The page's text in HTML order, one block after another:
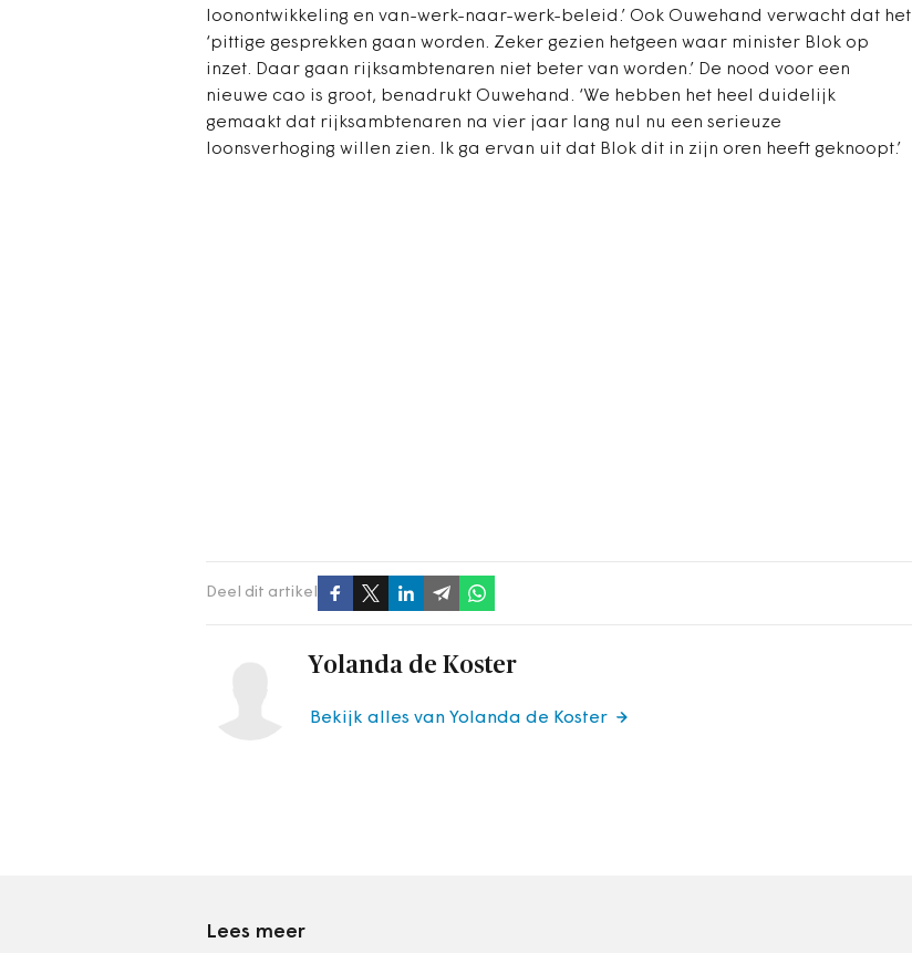
loonontwikkeling en van-werk-naar-werk-beleid.’ Ook Ouwehand verwacht dat het
‘pittige gesprekken gaan worden. Zeker gezien hetgeen waar minister Blok op
inzet. Daar gaan rijksambtenaren niet beter van worden.’ De nood voor een
nieuwe cao is groot, benadrukt Ouwehand. ‘We hebben het heel duidelijk
gemaakt dat rijksambtenaren na vier jaar lang nul nu een serieuze
loonsverhoging willen zien. Ik ga ervan uit dat Blok dit in zijn oren heeft geknoopt.’
Deel dit artikel
Yolanda de Koster
Bekijk alles van Yolanda de Koster
Lees meer